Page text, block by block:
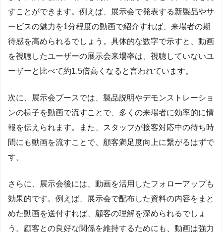
すことができます。例えば、展示会で発表する新製品やサ
ービスの魅力を1分程度の動画で紹介すれば、来場者の期
待感を高められるでしょう。具体的な数字で示すと、動画
を視聴したユーザーの展示会来場率は、視聴していないユ
ーザーと比べて約1.5倍高くなると言われています。
次に、展示会ブースでは、製品説明やデモンストレーショ
ンの様子を動画で流すことで、多くの来場者に効率的に情
報を伝えられます。また、スタッフが接客対応中の待ち時
間にも動画を流すことで、顧客満足度向上に繋がるはずで
す。
さらに、展示会後には、動画を活用したフォローアップも
効果的です。例えば、展示会で配布した資料の内容をまと
めた動画を送付すれば、顧客の理解を深められるでしょ
う。顧客との良好な関係を維持するためにも、動画は強力